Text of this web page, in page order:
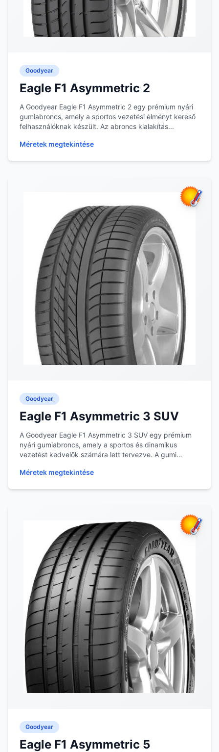
Goodyear
Eagle F1 Asymmetric 2
A Goodyear Eagle F1 Asymmetric 2 egy prémium nyári
gumiabroncs, amely a sportos vezetési élményt kereső
felhasználóknak készült. Az abroncs kialakítás...
Méretek megtekintése
Goodyear
Eagle F1 Asymmetric 3 SUV
A Goodyear Eagle F1 Asymmetric 3 SUV egy prémium
nyári gumiabroncs, amely a sportos és dinamikus
vezetést kedvelők számára lett tervezve. A gumi
Méretek megtekintése
Goodyear
Eagle F1 Asymmetric 5